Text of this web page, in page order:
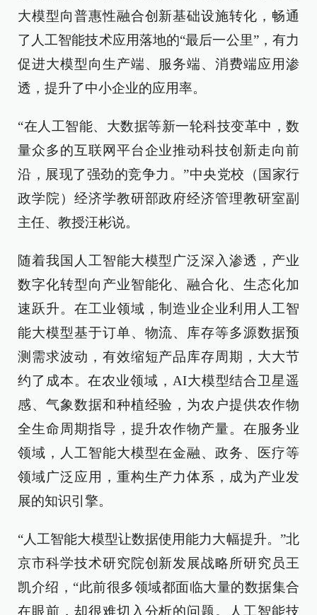
大模型向普惠性融合创新基础设施转化，畅通
了人工智能技术应用落地的“最后一公里”，有力
促进大模型向生产端、服务端、消费端应用渗
透，提升了中小企业的应用率。
“在人工智能、大数据等新一轮科技变革中，数
量众多的互联网平台企业推动科技创新走向前
沿，展现了强劲的竞争力。”中央党校（国家行
政学院）经济学教研部政府经济管理教研室副
主任、教授汪彬说。
随着我国人工智能大模型广泛深入渗透，产业
数字化转型向产业智能化、融合化、生态化加
速跃升。在工业领域，制造业企业利用人工智
能大模型基于订单、物流、库存等多源数据预
测需求波动，有效缩短产品库存周期，大大节
约了成本。在农业领域，AI大模型结合卫星遥
感、气象数据和种植经验，为农户提供农作物
全生命周期指导，提升农作物产量。在服务业
领域，人工智能大模型在金融、政务、医疗等
领域广泛应用，重构生产力体系，成为产业发
展的知识引擎。
“人工智能大模型让数据使用能力大幅提升。”北
京市科学技术研究院创新发展战略所研究员王
凯介绍，“此前很多领域都面临大量的数据集合
在眼前，却很难切入分析的问题。人工智能技